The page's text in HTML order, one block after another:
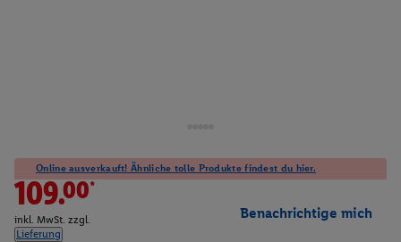
Online ausverkauft! Ähnliche tolle Produkte findest du hier.
109.00*
inkl. MwSt. zzgl.
Lieferung
Benachrichtige mich